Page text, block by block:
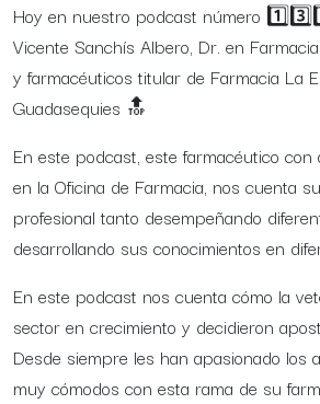
Hoy en nuestro podcast número 1️⃣3️⃣
Vicente Sanchís Albero, Dr. en
y farmacéuticos titular de Farmacia La
Guadasequies 🔝
En este podcast, este farmacéutico con
en la Oficina de Farmacia, nos cuenta
profesional tanto desempeñando
desarrollando sus conocimientos en
En este podcast nos cuenta cómo la
sector en crecimiento y decidieron
Desde siempre les han apasionado los
muy cómodos con esta rama de su